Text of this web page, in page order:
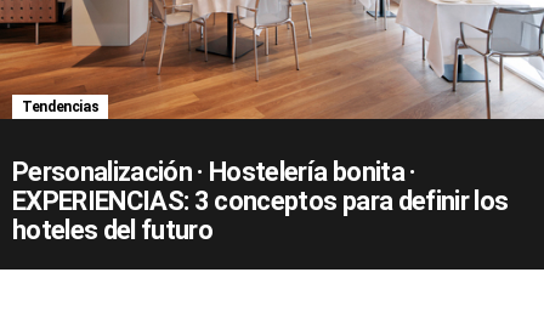
Tendencias
Personalización · Hostelería bonita ·
EXPERIENCIAS: 3 conceptos para definir los
hoteles del futuro